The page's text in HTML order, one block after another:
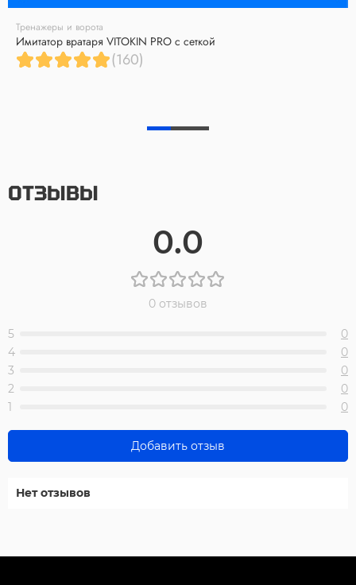
Тренажеры и ворота
Имитатор вратаря VITOKIN PRO с сеткой
(160)
ОТЗЫВЫ
0.0
0 отзывов
5
0
4
0
3
0
2
0
1
0
Добавить отзыв
Нет отзывов